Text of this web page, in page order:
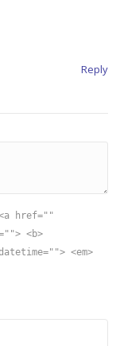
Reply
href=""
<b>
<em>